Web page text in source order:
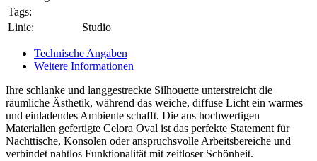
Tags:
Linie:
Studio
Technische Angaben
Weitere Informationen
Ihre schlanke und langgestreckte Silhouette unterstreicht die
räumliche Ästhetik, während das weiche, diffuse Licht ein warmes
und einladendes Ambiente schafft. Die aus hochwertigen
Materialien gefertigte Celora Oval ist das perfekte Statement für
Nachttische, Konsolen oder anspruchsvolle Arbeitsbereiche und
verbindet nahtlos Funktionalität mit zeitloser Schönheit.